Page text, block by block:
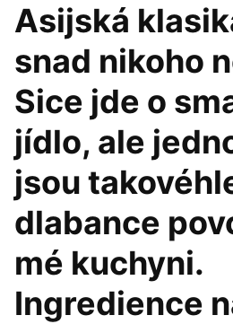
Asijská
snad nikoho
Sice jde o
jídlo, ale
jsou
dlabance
mé kuchyni.
Ingredience